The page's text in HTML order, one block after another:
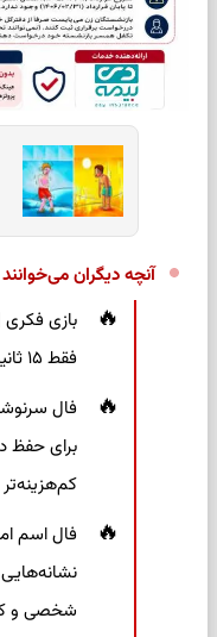
آنچه دیگران می‌خوانند
بازی فکری
فقط ۱۵ ثانیه برای پیداکردنش وقت دارید
برای حفظ
کم‌هزینه‌تر
شخصی و